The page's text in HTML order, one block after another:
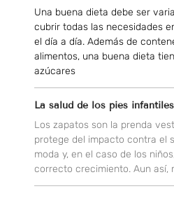
Una buena dieta debe ser
cubrir todas las necesidades
el día a día. Además de
alimentos, una buena dieta
azúcares
La salud de los pies infantiles
Los zapatos son la prenda
protege del impacto contra el
moda y, en el caso de los
correcto crecimiento. Aun así,